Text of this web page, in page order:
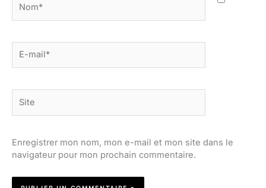
mail*
Enregistrer mon nom, mon e-mail et mon site dans le
navigateur pour mon prochain commentaire.